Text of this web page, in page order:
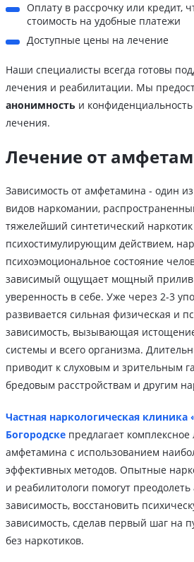
Оплату в рассрочку или кредит,
стоимость на удобные платежи
Доступные цены на лечение
Наши специалисты всегда готовы
лечения и реабилитации. Мы
анонимность и конфиденциальность
лечения.
Лечение от
Зависимость от амфетамина - один
видов наркомании,
тяжелейший синтетический
психостимулирующим действием,
психоэмоциональное состояние
зависимый ощущает мощный прилив
уверенность в себе. Уже через 2-3
развивается сильная физическая и
зависимость, вызывающая
системы и всего организма.
приводит к слуховым и зрительным
бредовым расстройствам и другим
Частная наркологическая
Богородске предлагает
амфетамина с использованием
эффективных методов. Опытные
и реабилитологи помогут
зависимость, восстановить
зависимость, сделав первый шаг на
без наркотиков.